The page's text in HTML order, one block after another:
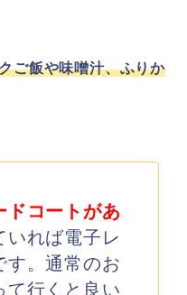
ご飯や味噌汁、ふりか
ドコートがあ
いれば電子レ
す。通常のお
て行くと良い